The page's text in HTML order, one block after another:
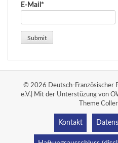
E-Mail*
© 2026 Deutsch-Französischer
e.V.| Mit der Unterstüzung von
Theme
Kontakt